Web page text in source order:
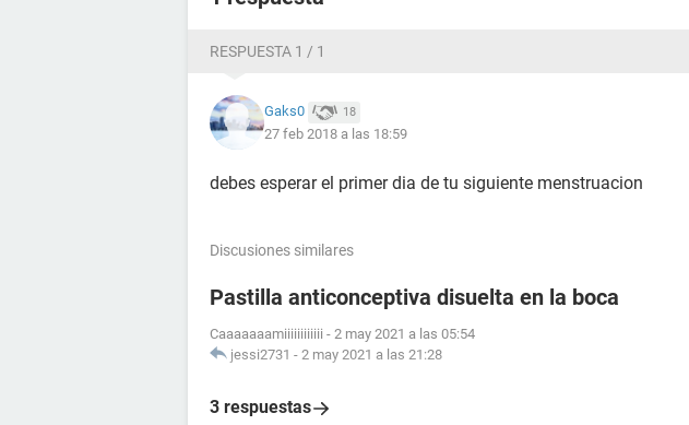
RESPUESTA 1 / 1
Gaks0 18
27 feb 2018 a las 18:59
debes esperar el primer dia de tu siguiente menstruacion
Discusiones similares
Pastilla anticonceptiva disuelta en la boca
Caaaaaaamiiiiiiiiiiii - 2 may 2021 a las 05:54
jessi2731 - 2 may 2021 a las 21:28
3 respuestas